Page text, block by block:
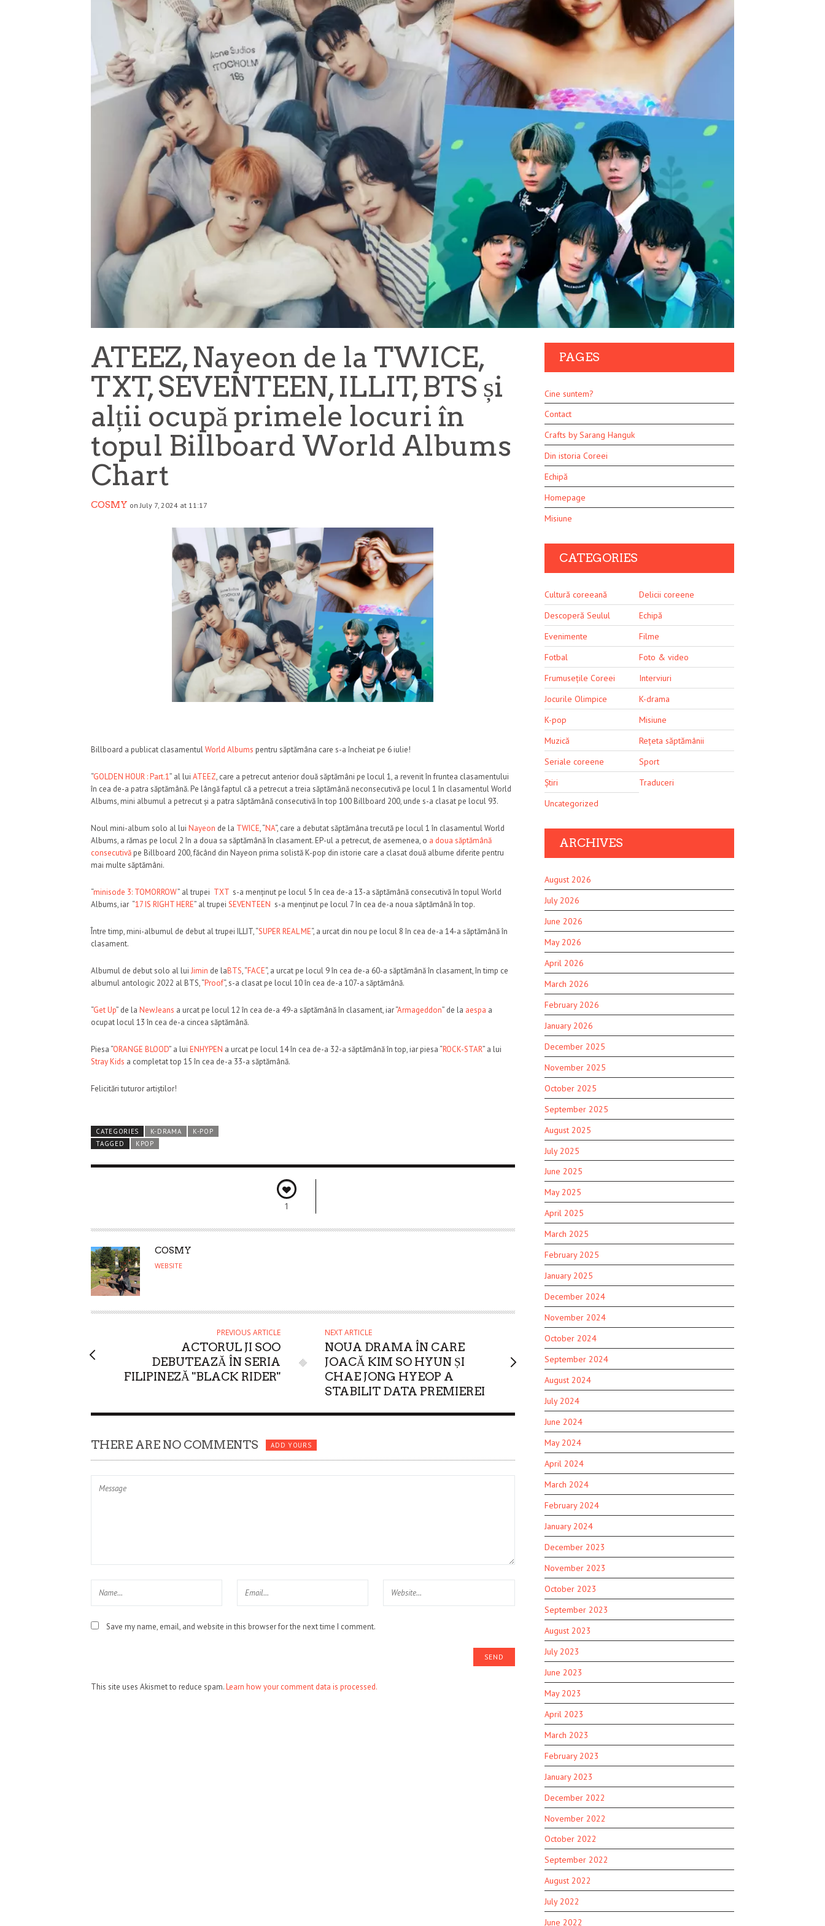
ATEEZ, Nayeon de la TWICE,
TXT, SEVENTEEN, ILLIT, BTS și
alții ocupă primele locuri în
topul Billboard World Albums
Chart
COSMY on July 7, 2024 at 11:17
Billboard a publicat clasamentulWorld Albums pentru săptămâna care s-a încheiat pe 6 iulie!
“GOLDEN HOUR : Part.1” al lui ATEEZ, care a petrecut anterior două săptămâni pe locul 1, a revenit în fruntea clasamentului
în cea de-a patra săptămână. Pe lângă faptul că a petrecut a treia săptămână neconsecutivă pe locul 1 în clasamentul World
Albums, mini albumul a petrecut și a patra săptămână consecutivă în top 100 Billboard 200, unde s-a clasat pe locul 93.
Noul mini-album solo al lui Nayeon de la TWICE, “NA“, care a debutat săptămâna trecută pe locul 1 în clasamentul World
Albums, a rămas pe locul 2 în a doua sa săptămână în clasament. EP-ul a petrecut, de asemenea, o a doua săptămână
consecutivă pe Billboard 200, făcând din Nayeon prima solistă K-pop din istorie care a clasat două albume diferite pentru
mai multe săptămâni.
“minisode 3: TOMORROW” al trupei TXT s-a menținut pe locul 5 în cea de-a 13-a săptămână consecutivă în topul World
Albums, iar “17 IS RIGHT HERE” al trupei SEVENTEEN s-a menținut pe locul 7 în cea de-a noua săptămână în top.
Între timp, mini-albumul de debut al trupei ILLIT, “SUPER REAL ME“, a urcat din nou pe locul 8 în cea de-a 14-a săptămână în
clasament.
Albumul de debut solo al lui Jimin de laBTS, “FACE“, a urcat pe locul 9 în cea de-a 60-a săptămână în clasament, în timp ce
albumul antologic 2022 al BTS, “Proof“, s-a clasat pe locul 10 în cea de-a 107-a săptămână.
“Get Up” de la NewJeans a urcat pe locul 12 în cea de-a 49-a săptămână în clasament, iar “Armageddon” de la aespa a
ocupat locul 13 în cea de-a cincea săptămână.
Piesa “ORANGE BLOOD” a lui ENHYPEN a urcat pe locul 14 în cea de-a 32-a săptămână în top, iar piesa “ROCK-STAR” a lui
Stray Kids a completat top 15 în cea de-a 33-a săptămână.
Felicitări tuturor artiștilor!
CATEGORIES K-DRAMA
K-POP
TAGGED
KPOP
1
A
U
O
COSMY
WEBSITE
PREVIOUS ARTICLE
ACTORUL JI SOO
DEBUTEAZĂ ÎN SERIA
FILIPINEZĂ "BLACK RIDER"
NEXT ARTICLE
NOUA DRAMA ÎN CARE
JOACĂ KIM SO HYUN ȘI
CHAE JONG HYEOP A
STABILIT DATA PREMIEREI
THERE ARE NO COMMENTS ADD YOURS
Save my name, email, and website in this browser for the next time I comment.
This site uses Akismet to reduce spam.Learn how your comment data is processed.
PAGES
Cine suntem?
Contact
Crafts by Sarang Hanguk
Din istoria Coreei
Echipă
Homepage
Misiune
CATEGORIES
Cultură coreeană
Delicii coreene
Descoperă Seulul
Echipă
Evenimente
Filme
Fotbal
Foto & video
Frumusețile Coreei
Interviuri
Jocurile Olimpice
K-drama
K-pop
Misiune
Muzică
Rețeta săptămânii
Seriale coreene
Sport
Știri
Traduceri
Uncategorized
ARCHIVES
August 2026
July 2026
June 2026
May 2026
April 2026
March 2026
February 2026
January 2026
December 2025
November 2025
October 2025
September 2025
August 2025
July 2025
June 2025
May 2025
April 2025
March 2025
February 2025
January 2025
December 2024
November 2024
October 2024
September 2024
August 2024
July 2024
June 2024
May 2024
April 2024
March 2024
February 2024
January 2024
December 2023
November 2023
October 2023
September 2023
August 2023
July 2023
June 2023
May 2023
April 2023
March 2023
February 2023
January 2023
December 2022
November 2022
October 2022
September 2022
August 2022
July 2022
June 2022